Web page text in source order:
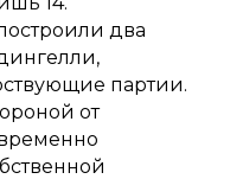
два
партии.
от